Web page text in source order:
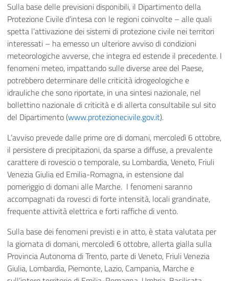
Sulla base delle previsioni disponibili, il Dipartimento della
Protezione Civile d’intesa con le regioni coinvolte – alle quali
spetta l’attivazione dei sistemi di protezione civile nei territori
interessati – ha emesso un ulteriore avviso di condizioni
meteorologiche avverse, che integra ed estende il precedente. I
fenomeni meteo, impattando sulle diverse aree del Paese,
potrebbero determinare delle criticità idrogeologiche e
idrauliche che sono riportate, in una sintesi nazionale, nel
bollettino nazionale di criticità e di allerta consultabile sul sito
del Dipartimento (www.protezionecivile.gov.it).
L’avviso prevede dalle prime ore di domani, mercoledì 6 ottobre,
il persistere di precipitazioni, da sparse a diffuse, a prevalente
carattere di rovescio o temporale, su Lombardia, Veneto, Friuli
Venezia Giulia ed Emilia-Romagna, in estensione dal
pomeriggio di domani alle Marche. I fenomeni saranno
accompagnati da rovesci di forte intensità, locali grandinate,
frequente attività elettrica e forti raffiche di vento.
Sulla base dei fenomeni previsti e in atto, è stata valutata per
la giornata di domani, mercoledì 6 ottobre, allerta gialla sulla
Provincia Autonoma di Trento, parte di Veneto, Friuli Venezia
Giulia, Lombardia, Piemonte, Lazio, Campania, Marche e